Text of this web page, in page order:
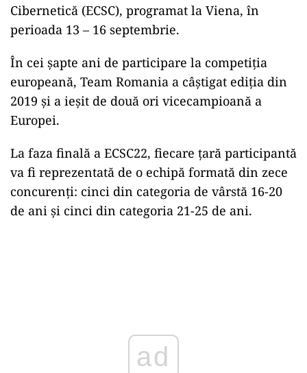
Cibernetică (ECSC), programat la Viena, în
perioada 13 – 16 septembrie.
În cei şapte ani de participare la competiţia
europeană, Team Romania a câştigat ediţia din
2019 şi a ieşit de două ori vicecampioană a
Europei.
La faza finală a ECSC22, fiecare ţară participantă
va fi reprezentată de o echipă formată din zece
concurenţi: cinci din categoria de vârstă 16-20
de ani şi cinci din categoria 21-25 de ani.
ad